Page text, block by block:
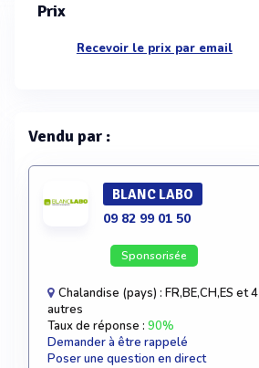
Prix
Recevoir le prix par email
Vendu par :
BLANC LABO
09 82 99 01 50
Sponsorisée
Chalandise (pays) : FR,BE,CH,ES et 4
autres
Taux de réponse :90%
Demander à être rappelé
Poser une question en direct